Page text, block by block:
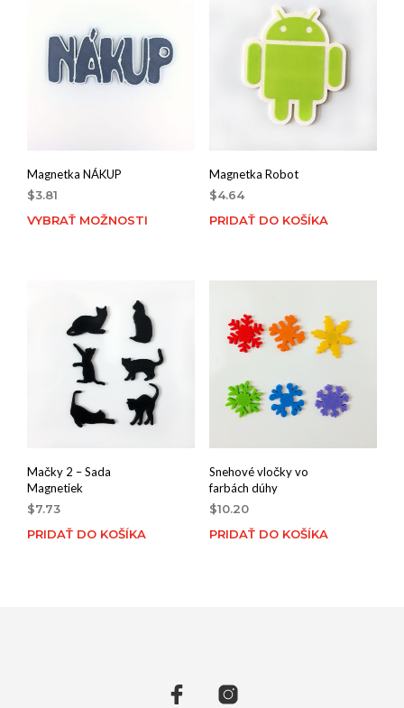
Magnetka NÁKUP
$3.81
VYBRAŤ MOŽNOSTI
Magnetka Robot
$4.64
PRIDAŤ DO KOŠÍKA
Mačky 2 – Sada
Magnetiek
$7.73
PRIDAŤ DO KOŠÍKA
Snehové vločky vo
farbách dúhy
$10.20
PRIDAŤ DO KOŠÍKA